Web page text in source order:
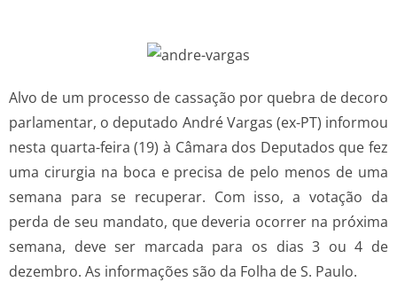
Alvo de um processo de cassação por quebra de decoro
parlamentar, o deputado André Vargas (ex-PT) informou
nesta quarta-feira (19) à Câmara dos Deputados que fez
uma cirurgia na boca e precisa de pelo menos de uma
semana para se recuperar. Com isso, a votação da
perda de seu mandato, que deveria ocorrer na próxima
semana, deve ser marcada para os dias 3 ou 4 de
dezembro. As informações são da Folha de S. Paulo.